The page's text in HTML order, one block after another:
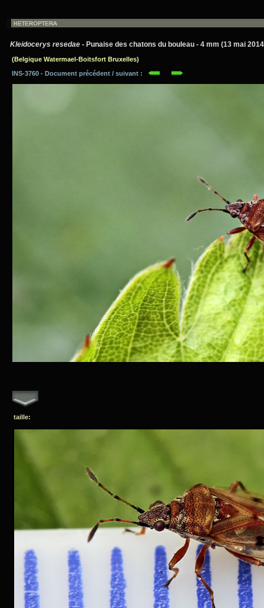
Kleidocerys resedae - Punaise des chatons du bouleau - 4 mm (13 mai
(Belgique Watermael-Boitsfort Bruxelles)
INS-3760 - Document précédent / suivant :
taille: